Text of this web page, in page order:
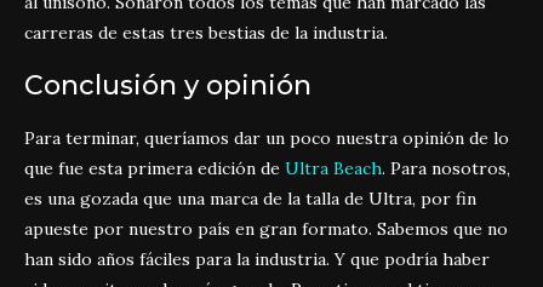
carreras de estas tres bestias de la industria.
Conclusión y opinión
Para terminar, queríamos dar un poco nuestra opinión de lo
que fue esta primera edición de Ultra Beach. Para nosotros,
es una gozada que una marca de la talla de Ultra, por fin
apueste por nuestro país en gran formato. Sabemos que no
han sido años fáciles para la industria. Y que podría haber